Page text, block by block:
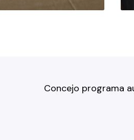
Concejo programa